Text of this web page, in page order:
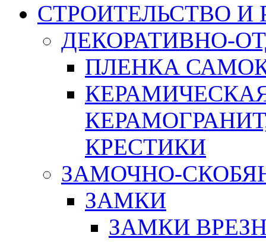
СТРОИТЕЛЬСТВО И
ДЕКОРАТИВНО-
ПЛЕНКА
КРЕСТИКИ
ЗАМОЧНО-
ЗАМКИ
ЗАМКИ